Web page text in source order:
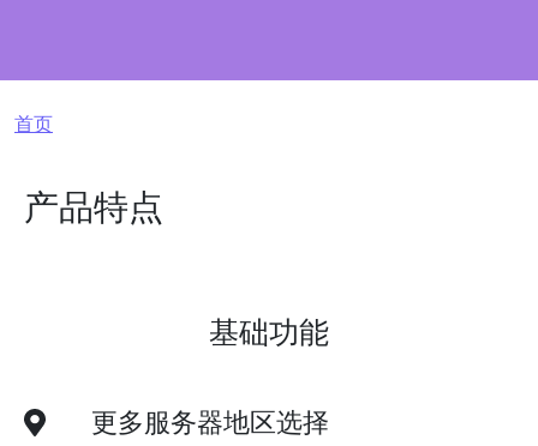
面包屑
首页
产品特点
基础功能
更多服务器地区选择